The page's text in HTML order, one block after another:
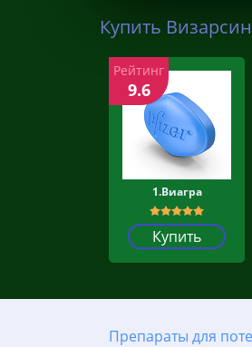
Купить
1.Виагра
Купить
Рейтинг
9.6
Препараты для